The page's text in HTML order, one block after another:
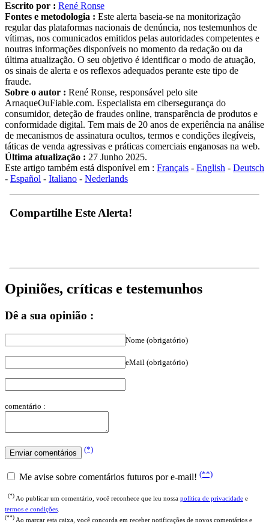
Escrito por : René Ronse
Fontes e metodologia : Este alerta baseia-se na monitorização
regular das plataformas nacionais de denúncia, nos testemunhos de
vítimas, nos comunicados emitidos pelas autoridades competentes e
noutras informações disponíveis no momento da redação ou da
última atualização. O seu objetivo é identificar o modo de atuação,
os sinais de alerta e os reflexos adequados perante este tipo de
fraude.
Sobre o autor : René Ronse, responsável pelo site
ArnaqueOuFiable.com. Especialista em cibersegurança do
consumidor, deteção de fraudes online, transparência de produtos e
conformidade digital. Tem mais de 20 anos de experiência na análise
de mecanismos de assinatura ocultos, termos e condições ilegíveis,
táticas de venda agressivas e práticas comerciais enganosas na web.
Última atualização : 27 Junho 2025.
Este artigo também está disponível em : Français - English - Deutsch
- Español - Italiano - Nederlands
Compartilhe Este Alerta!
Opiniões, críticas e testemunhos
Dê a sua opinião :
Nome (obrigatório)
eMail (obrigatório)
comentário :
(*)
Me avise sobre comentários futuros por e-mail! (**)
(*) Ao publicar um comentário, você reconhece que leu nossa política de privacidade e
termos e condições
(**) Ao marcar esta caixa, você concorda em receber notificações de novos comentários e